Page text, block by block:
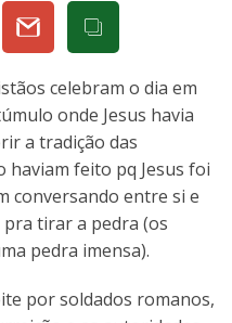
celebram o dia em
onde Jesus havia
a tradição das
feito pq Jesus foi
conversando entre si e
tirar a pedra (os
pedra imensa).
por soldados romanos,